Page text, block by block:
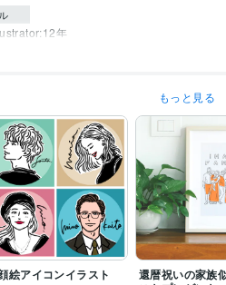
年
ゴデザイン作成
もっと見る
絵アイコンイラスト
還暦祝いの家族